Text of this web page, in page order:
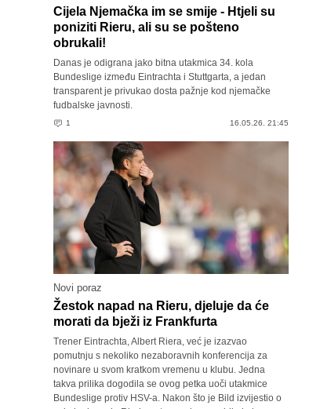
Cijela Njemačka im se smije - Htjeli su
poniziti Rieru, ali su se pošteno
obrukali!
Danas je odigrana jako bitna utakmica 34. kola
Bundeslige između Eintrachta i Stuttgarta, a jedan
transparent je privukao dosta pažnje kod njemačke
fudbalske javnosti.
1 16.05.26. 21:45
Novi poraz
Žestok napad na Rieru, djeluje da će
morati da bježi iz Frankfurta
Trener Eintrachta, Albert Riera, već je izazvao
pomutnju s nekoliko nezaboravnih konferencija za
novinare u svom kratkom vremenu u klubu. Jedna
takva prilika dogodila se ovog petka uoči utakmice
Bundeslige protiv HSV-a. Nakon što je Bild izvijestio o